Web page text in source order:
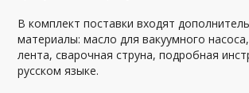
В комплект поставки входят
материалы: масло для вакуумного
лента, сварочная струна, подробная
русском языке.